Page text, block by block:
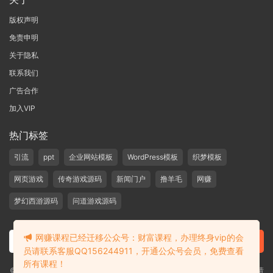
版权声明
免责申明
关于隐私
联系我们
广告合作
加入VIP
热门标签
引流 ppt 企业网站模板 WordPress模板 织梦模板
网页游戏 传奇游戏源码 新闻门户 撸羊毛 网赚
梦幻西游源码 问道游戏源码
©2019-2020 愁资源 站内大部分资源收集于网络，若侵犯了您的合法权益，请
网赚课程已经迁移公众号：财富课程，办理终身vip的会
员请联系客服QQ156244911，开通公众号会员，免费查看
所有课程！